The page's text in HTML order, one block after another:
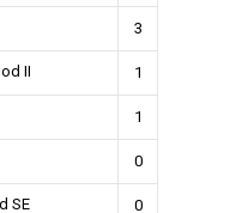
3
II 1
1
0
SE 0